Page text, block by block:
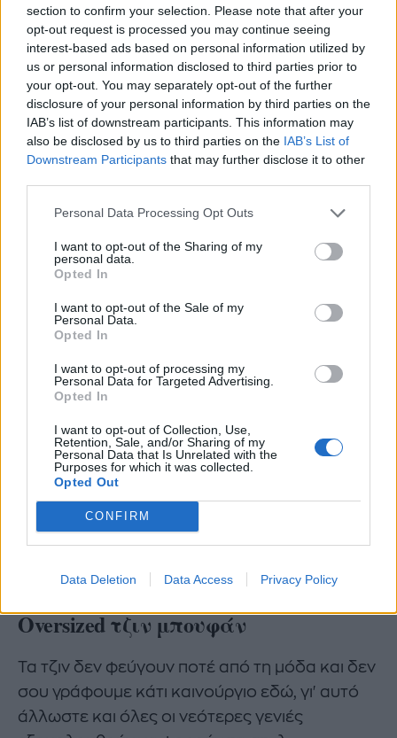
section to confirm your selection. Please note that after your
opt-out request is processed you may continue seeing
interest-based ads based on personal information utilized by
us or personal information disclosed to third parties prior to
your opt-out. You may separately opt-out of the further
disclosure of your personal information by third parties on the
IAB’s list of downstream participants. This information may
also be disclosed by us to third parties on the IAB’s List of
Downstream Participants that may further disclose it to other
Personal Data Processing Opt Outs
I want to opt-out of the Sharing of my
personal data.
Opted In
I want to opt-out of the Sale of my
Personal Data.
Opted In
I want to opt-out of processing my
Personal Data for Targeted Advertising.
Opted In
I want to opt-out of Collection, Use,
Retention, Sale, and/or Sharing of my
Personal Data that Is Unrelated with the
Purposes for which it was collected.
Opted Out
CONFIRM
Data Deletion Data Access Privacy Policy
Οversized τζιν μπουφάν
Τα τζιν δεν φεύγουν ποτέ από τη μόδα και δεν
σου γράφουμε κάτι καινούργιο εδώ, γι' αυτό
άλλωστε και όλες οι νεότερες γενιές